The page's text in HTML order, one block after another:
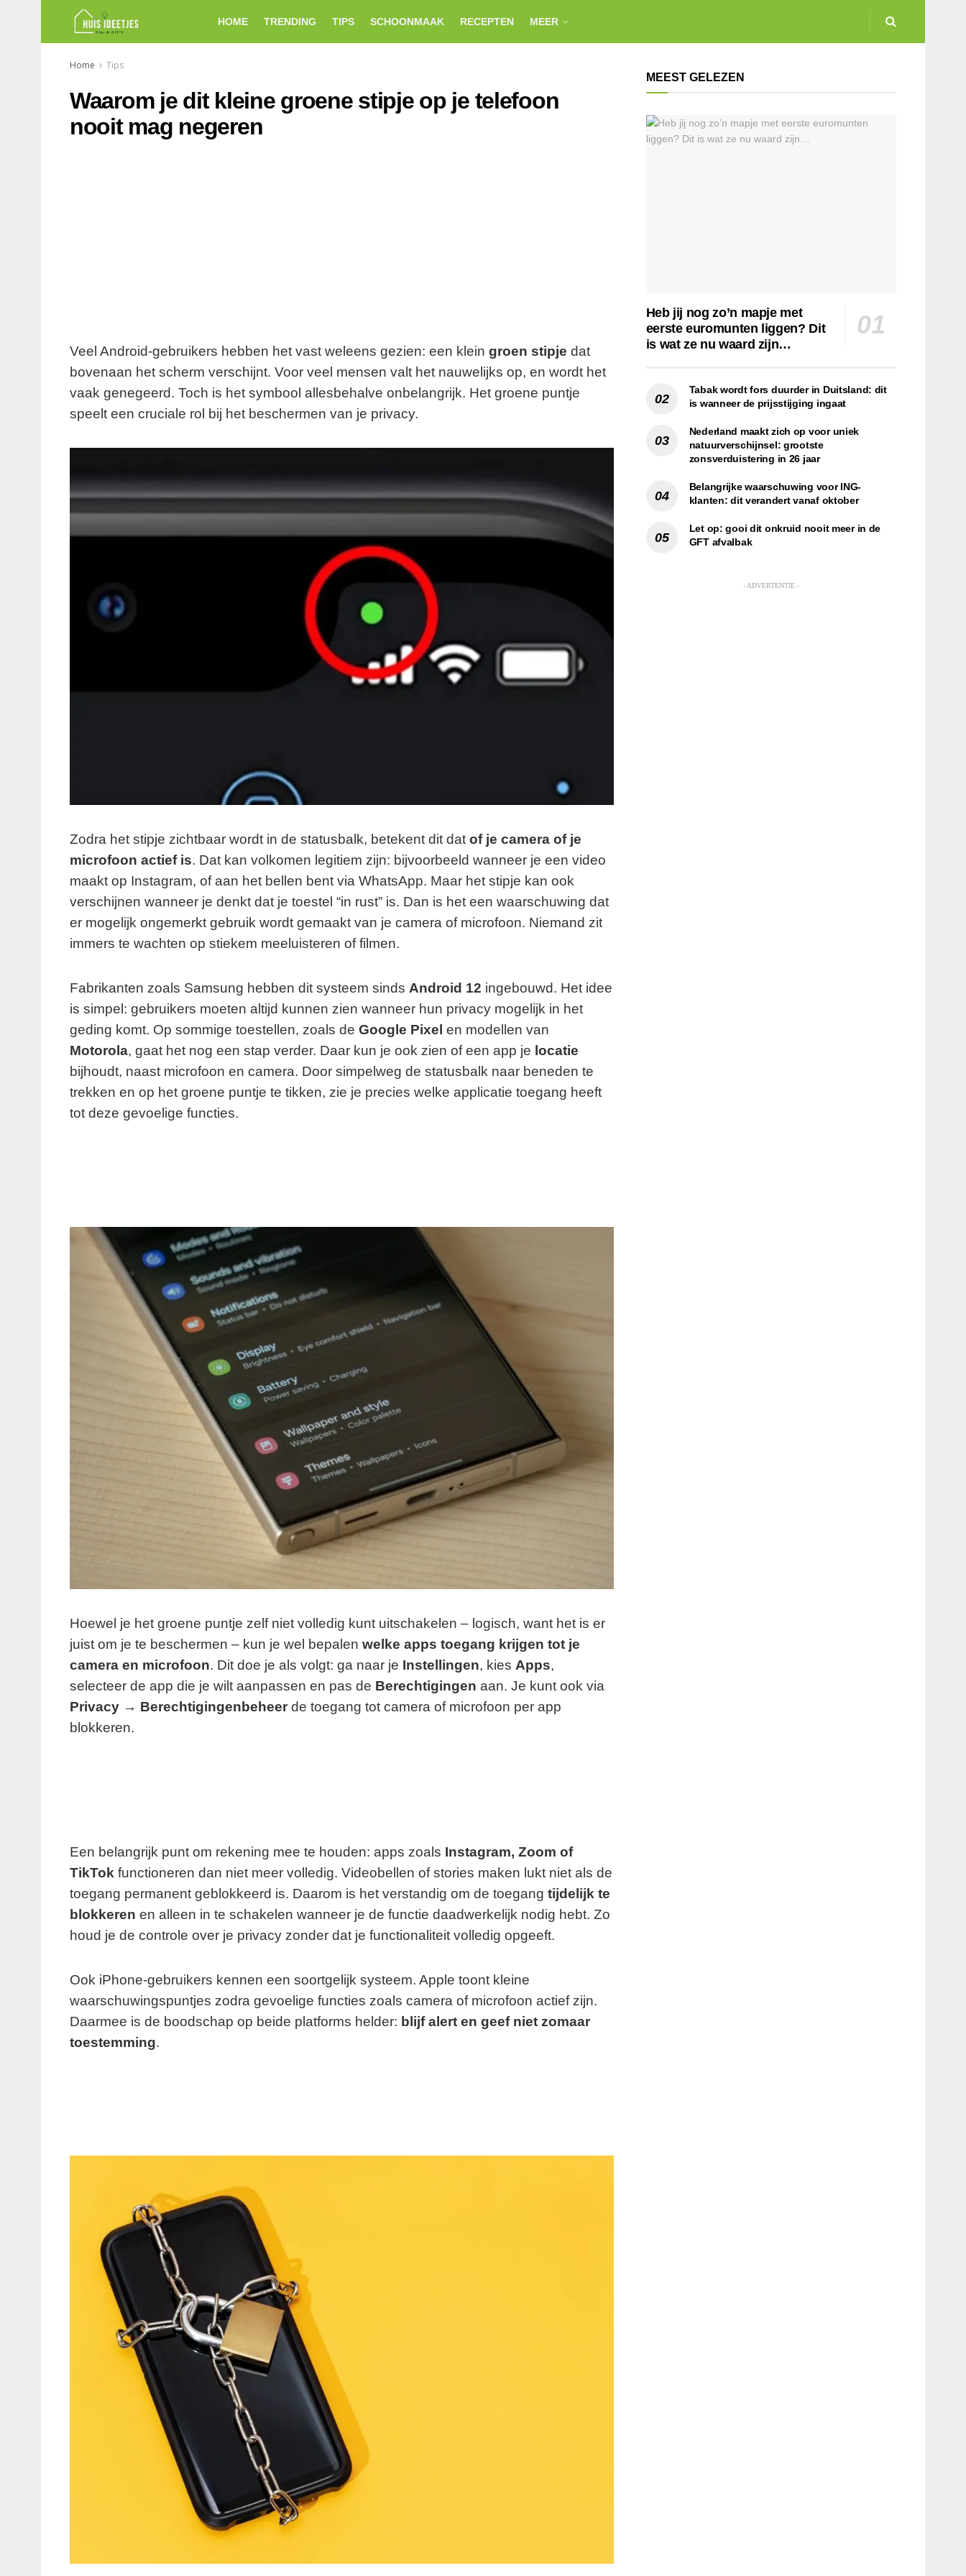
HOME TRENDING TIPS SCHOONMAAK RECEPTEN MEER
Home Tips
Waarom je dit kleine groene stipje op je telefoon
nooit mag negeren
Veel Android-gebruikers hebben het vast weleens gezien: een klein groen stipje dat
bovenaan het scherm verschijnt. Voor veel mensen valt het nauwelijks op, en wordt het
vaak genegeerd. Toch is het symbool allesbehalve onbelangrijk. Het groene puntje
speelt een cruciale rol bij het beschermen van je privacy.
Zodra het stipje zichtbaar wordt in de statusbalk, betekent dit dat of je camera of je
microfoon actief is. Dat kan volkomen legitiem zijn: bijvoorbeeld wanneer je een video
maakt op Instagram, of aan het bellen bent via WhatsApp. Maar het stipje kan ook
verschijnen wanneer je denkt dat je toestel “in rust” is. Dan is het een waarschuwing dat
er mogelijk ongemerkt gebruik wordt gemaakt van je camera of microfoon. Niemand zit
immers te wachten op stiekem meeluisteren of filmen.
Fabrikanten zoals Samsung hebben dit systeem sinds Android 12 ingebouwd. Het idee
is simpel: gebruikers moeten altijd kunnen zien wanneer hun privacy mogelijk in het
geding komt. Op sommige toestellen, zoals de Google Pixel en modellen van
Motorola, gaat het nog een stap verder. Daar kun je ook zien of een app je locatie
bijhoudt, naast microfoon en camera. Door simpelweg de statusbalk naar beneden te
trekken en op het groene puntje te tikken, zie je precies welke applicatie toegang heeft
tot deze gevoelige functies.
Hoewel je het groene puntje zelf niet volledig kunt uitschakelen – logisch, want het is er
juist om je te beschermen – kun je wel bepalen welke apps toegang krijgen tot je
camera en microfoon. Dit doe je als volgt: ga naar je Instellingen, kies Apps,
selecteer de app die je wilt aanpassen en pas de Berechtigingen aan. Je kunt ook via
Privacy → Berechtigingenbeheer de toegang tot camera of microfoon per app
blokkeren.
Een belangrijk punt om rekening mee te houden: apps zoals Instagram, Zoom of
TikTok functioneren dan niet meer volledig. Videobellen of stories maken lukt niet als de
toegang permanent geblokkeerd is. Daarom is het verstandig om de toegang tijdelijk te
blokkeren en alleen in te schakelen wanneer je de functie daadwerkelijk nodig hebt. Zo
houd je de controle over je privacy zonder dat je functionaliteit volledig opgeeft.
Ook iPhone-gebruikers kennen een soortgelijk systeem. Apple toont kleine
waarschuwingspuntjes zodra gevoelige functies zoals camera of microfoon actief zijn.
Daarmee is de boodschap op beide platforms helder: blijf alert en geef niet zomaar
toestemming.
MEEST GELEZEN
Heb jij nog zo’n mapje met
eerste euromunten liggen? Dit
is wat ze nu waard zijn…
Tabak wordt fors duurder in Duitsland: dit
is wanneer de prijsstijging ingaat
Nederland maakt zich op voor uniek
natuurverschijnsel: grootste
zonsverduistering in 26 jaar
Belangrijke waarschuwing voor ING-
klanten: dit verandert vanaf oktober
Let op: gooi dit onkruid nooit meer in de
GFT afvalbak
- ADVERTENTIE -